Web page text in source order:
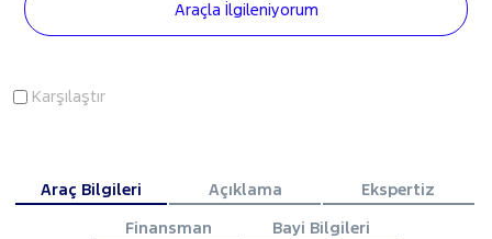
Araçla İlgileniyorum
Karşılaştır
Araç Bilgileri Açıklama
Ekspertiz
Finansman
Bayi Bilgileri